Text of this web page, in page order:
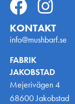
KONTAKT
info@mushbarf.se
FABRIK
JAKOBSTAD
Mejerivägen 4
68600 Jakobstad